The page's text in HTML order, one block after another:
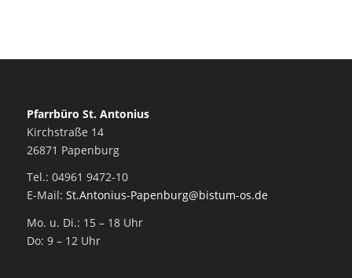
Pfarrbüro St. Antonius
Kirchstraße 14
26871 Papenburg
Tel.: 04961 9472-10
E-Mail: St.Antonius-Papenburg@bistum-os.de
Mo. u. Di.: 15 – 18 Uhr
Do: 9 – 12 Uhr